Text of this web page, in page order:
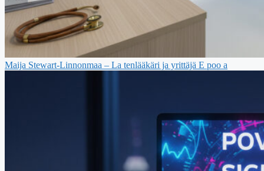
Maija Stewart-Linnonmaa – La tenlääkäri ja yrittäjä E poo a